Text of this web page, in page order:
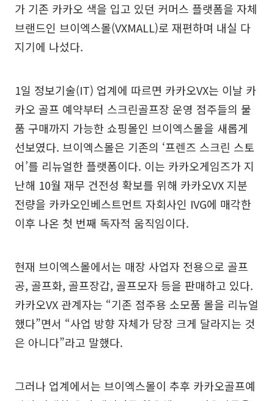
가 기존 카카오 색을 입고 있던 커머스 플랫폼을 자체
브랜드인 브이엑스몰(VXMALL)로 재편하며 내실 다
지기에 나섰다.
1일 정보기술(IT) 업계에 따르면 카카오VX는 이날 카
카오 골프 예약부터 스크린골프장 운영 점주들의 물
품 구매까지 가능한 쇼핑몰인 브이엑스몰을 새롭게
선보였다. 브이엑스몰은 기존의 ‘프렌즈 스크린 스토
어’를 리뉴얼한 플랫폼이다. 이는 카카오게임즈가 지
난해 10월 재무 건전성 확보를 위해 카카오VX 지분
전량을 카카오인베스트먼트 자회사인 IVG에 매각한
이후 나온 첫 번째 독자적 움직임이다.
현재 브이엑스몰에서는 매장 사업자 전용으로 골프
공, 골프화, 골프장갑, 골프모자 등을 판매하고 있다.
카카오VX 관계자는 “기존 점주용 소모품 몰을 리뉴얼
했다”면서 “사업 방향 자체가 당장 크게 달라지는 것
은 아니다”라고 말했다.
그러나 업계에서는 브이엑스몰이 추후 카카오골프예